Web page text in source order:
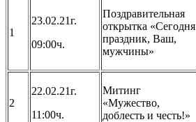
1
23.02.21г.
09:00ч.
Поздравительная
открытка «Сегодня
праздник, Ваш,
мужчины»
2
22.02.21г.
11:00ч.
Митинг
«Мужество,
доблесть и честь!»